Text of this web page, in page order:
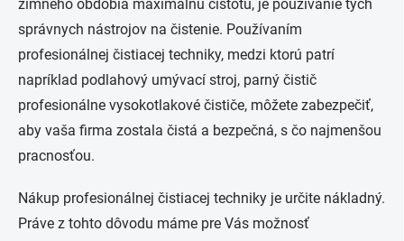
zimného obdobia maximálnu čistotu, je používanie tých
správnych nástrojov na čistenie. Používaním
profesionálnej čistiacej techniky, medzi ktorú patrí
napríklad podlahový umývací stroj, parný čistič
profesionálne vysokotlakové čističe, môžete zabezpečiť,
aby vaša firma zostala čistá a bezpečná, s čo najmenšou
pracnosťou.
Nákup profesionálnej čistiacej techniky je určite nákladný.
Práve z tohto dôvodu máme pre Vás možnosť